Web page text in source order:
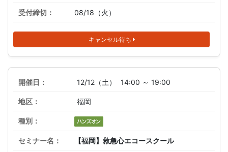
08/18（火）
キャンセル待ち
12/12（土） 14:00 ～ 19:00
福岡
【福岡】救急心エコースクール